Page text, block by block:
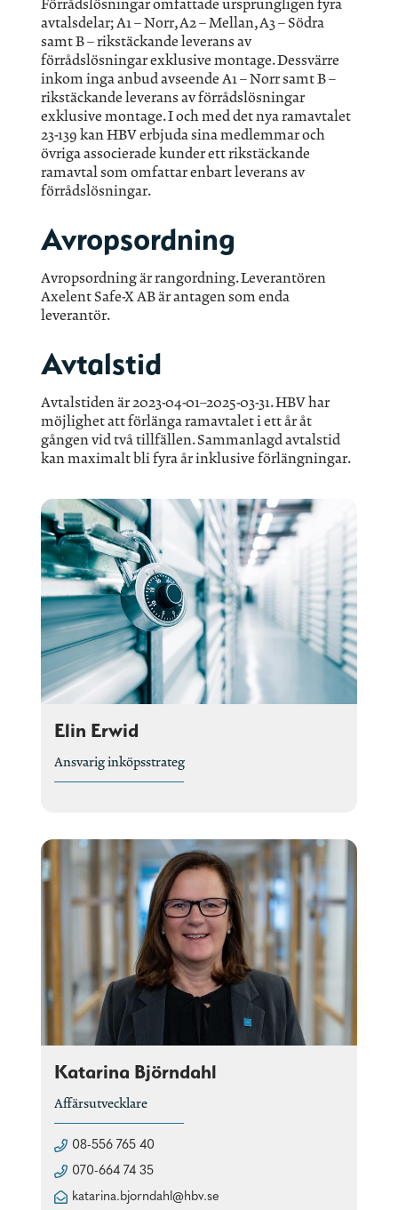
Förrådslösningar omfattade ursprungligen fyra
avtalsdelar; A1 – Norr, A2 – Mellan, A3 – Södra
samt B – rikstäckande leverans av
förrådslösningar exklusive montage. Dessvärre
inkom inga anbud avseende A1 – Norr samt B –
rikstäckande leverans av förrådslösningar
exklusive montage. I och med det nya ramavtalet
23-139 kan HBV erbjuda sina medlemmar och
övriga associerade kunder ett rikstäckande
ramavtal som omfattar enbart leverans av
förrådslösningar.
Avropsordning
Avropsordning är rangordning. Leverantören
Axelent Safe-X AB är antagen som enda
leverantör.
Avtalstid
Avtalstiden är 2023-04-01–2025-03-31. HBV har
möjlighet att förlänga ramavtalet i ett år åt
gången vid två tillfällen. Sammanlagd avtalstid
kan maximalt bli fyra år inklusive förlängningar.
Elin Erwid
Ansvarig inköpsstrateg
Katarina Björndahl
Affärsutvecklare
08-556 765 40
070-664 74 35
katarina.bjorndahl@hbv.se